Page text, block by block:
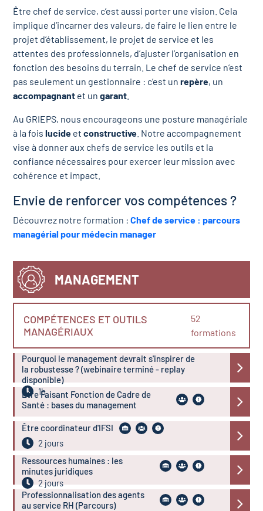
Être chef de service, c’est aussi porter une vision. Cela
implique d’incarner des valeurs, de faire le lien entre le
projet d’établissement, le projet de service et les
attentes des professionnels, d’ajuster l’organisation en
fonction des besoins du terrain. Le chef de service n’est
pas seulement un gestionnaire : c’est unrepère, un
accompagnant et ungarant
Au GRIEPS, nous encourageons une posture managériale
à la foislucide etconstructive . Notre accompagnement
vise à donner aux chefs de service les outils et la
confiance nécessaires pour exercer leur mission avec
cohérence et impact.
Envie de renforcer vos compétences ?
Découvrez notre formation :Chef de service : parcours
managérial pour médecin manager
MANAGEMENT
COMPÉTENCES ET OUTILS
MANAGÉRIAUX
52
formations
Pourquoi le management devrait s'inspirer de
la robustesse ? (webinaire terminé - replay
disponible)
1h
Être Faisant Fonction de Cadre de
Santé : bases du management
Être coordinateur d'IFSI
2 jours
Ressources humaines : les
minutes juridiques
2 jours
Professionnalisation des agents
au service RH (Parcours)